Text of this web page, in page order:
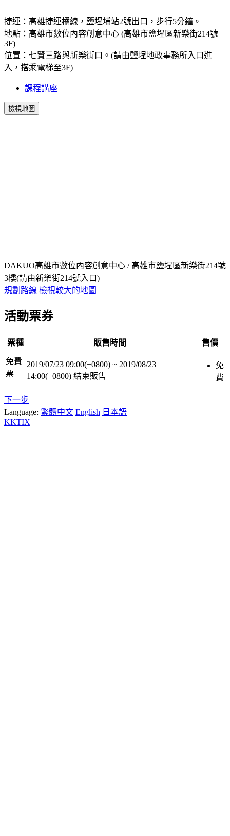
捷運：高雄捷運橘線，鹽埕埔站2號出口，步行5分鐘。
地點：高雄市數位內容創意中心 (高雄市鹽埕區新樂街214號
3F)
位置：七賢三路與新樂街口。(請由鹽埕地政事務所入口進
入，搭乘電梯至3F)
課程講座
檢視地圖
DAKUO高雄市數位內容創意中心 / 高雄市鹽埕區新樂街214號
3樓(請由新樂街214號入口)
規劃路線 檢視較大的地圖
活動票券
票種 販售時間 售價
免費
票
2019/07/23 09:00(+0800) ~ 2019/08/23
14:00(+0800) 結束販售
免
費
下一步
Language: 繁體中文 English 日本語
KKTIX